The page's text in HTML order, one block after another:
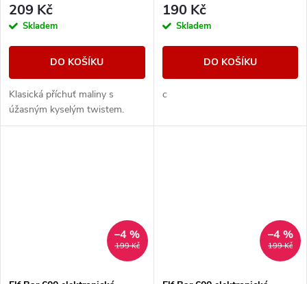
209 Kč
Skladem
DO KOŠÍKU
Klasická příchuť maliny s
úžasným kyselým twistem.
190 Kč
Skladem
DO KOŠÍKU
c
199 Kč
–4 %
199 Kč
–4 %